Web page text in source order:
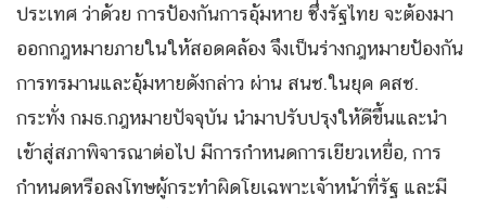
ประเทศ ว่าด้วย การป้องกันการอุ้มหาย ซึ่งรัฐไทย จะต้องมา
ออกกฎหมายภายในให้สอดคล้อง จึงเป็นร่างกฎหมายป้องกัน
การทรมานและอุ้มหายดังกล่าว ผ่าน สนช.ในยุค คสช.
กระทั่ง กมธ.กฎหมายปัจจุบัน นำมาปรับปรุงให้ดีขึ้นและนำ
เข้าสู่สภาพิจารณาต่อไป มีการกำหนดการเยียวเหยื่อ, การ
กำหนดหรือลงโทษผู้กระทำผิดโยเฉพาะเจ้าหน้าที่รัฐ และมี